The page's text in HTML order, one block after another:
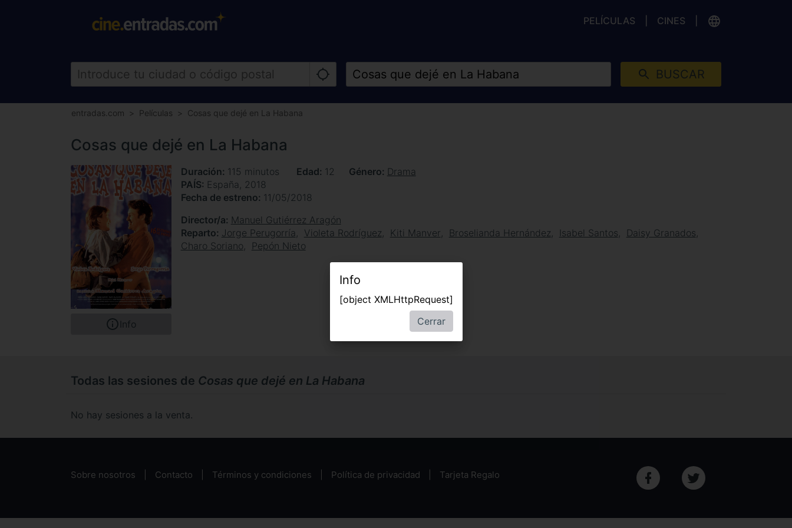
PELÍCULAS CINES
BUSCAR
entradas.com Películas Cosas que dejé en La Habana
Cosas que dejé en La Habana
Info
Duración 115 minutos Edad 12 Género Drama
PAÍS España, 2018
Fecha de estreno 11/05/2018
Director/a Manuel Gutiérrez Aragón
Reparto Jorge Perugorría Violeta Rodríguez Kiti Manver Broselianda Hernández Isabel Santos
Daisy Granados
Charo Soriano
Pepón Nieto
Todas las sesiones de Cosas que dejé en La Habana
No hay sesiones a la venta.
Sobre nosotros Contacto Términos y condiciones Política de privacidad Tarjeta Regalo
Info
[object XMLHttpRequest]
Cerrar